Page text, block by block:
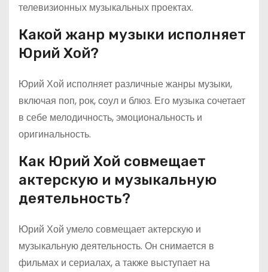
телевизионных музыкальных проектах.
Какой жанр музыки исполняет
Юрий Хой?
Юрий Хой исполняет различные жанры музыки,
включая поп, рок, соул и блюз. Его музыка сочетает
в себе мелодичность, эмоциональность и
оригинальность.
Как Юрий Хой совмещает
актерскую и музыкальную
деятельность?
Юрий Хой умело совмещает актерскую и
музыкальную деятельность. Он снимается в
фильмах и сериалах, а также выступает на